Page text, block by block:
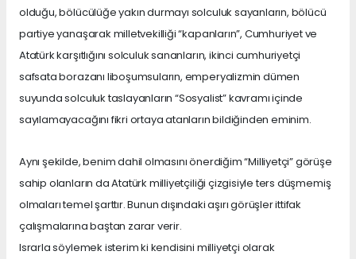
olduğu, bölücülüğe yakın durmayı solculuk sayanların, bölücü
partiye yanaşarak milletvekilliği “kapanların”, Cumhuriyet ve
Atatürk karşıtlığını solculuk sananların, ikinci cumhuriyetçi
safsata borazanı liboşumsuların, emperyalizmin dümen
suyunda solculuk taslayanların “Sosyalist” kavramı içinde
sayılamayacağını fikri ortaya atanların bildiğinden eminim.
Aynı şekilde, benim dahil olmasını önerdiğim “Milliyetçi” görüşe
sahip olanların da Atatürk milliyetçiliği çizgisiyle ters düşmemiş
olmaları temel şarttır. Bunun dışındaki aşırı görüşler ittifak
çalışmalarına baştan zarar verir.
Israrla söylemek isterim ki kendisini milliyetçi olarak